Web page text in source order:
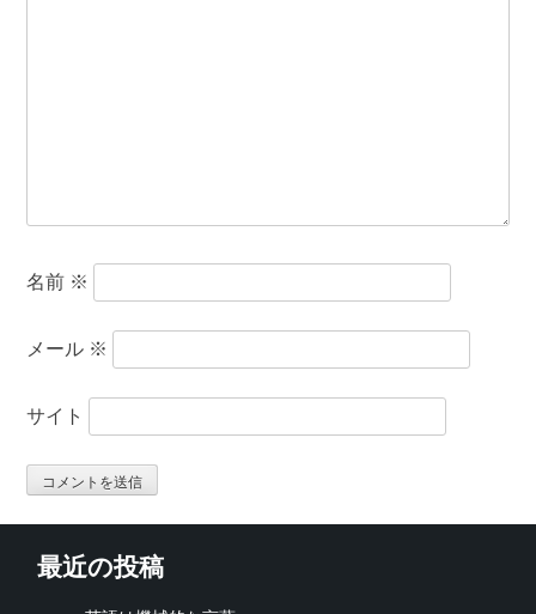
名前 ※
メール ※
サイト
最近の投稿